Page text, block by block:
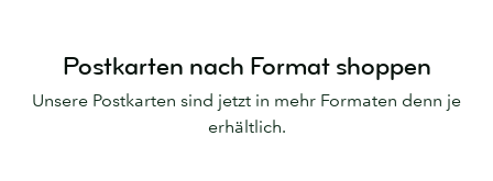
Postkarten nach Format shoppen
Unsere Postkarten sind jetzt in mehr Formaten denn je
erhältlich.